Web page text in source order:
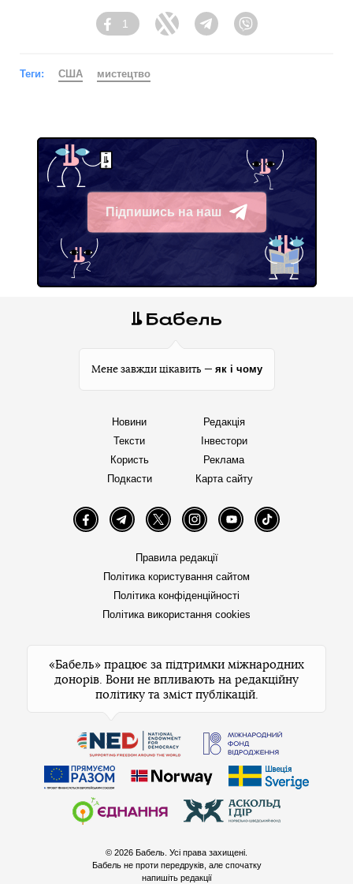
Facebook
1
Twitter TelegramViber
Теги: США мистецтво
Підпишись на наш
Telegram
Мене завжди цікавить — як і чому
Новини
Тексти
Користь
Подкасти
Редакція
Інвестори
Реклама
Карта сайту
FacebookTelegramTwitter InstagramYouTube TikTok
Правила редакції
Політика користування сайтом
Політика конфіденційності
Політика використання cookies
«Бабель» працює за підтримки міжнародних
донорів. Вони не впливають на редакційну
політику та зміст публікацій.
© 2026 Бабель. Усі права захищені.
Бабель не проти передруків, але спочатку
напишіть редакції